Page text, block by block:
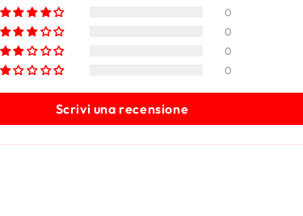
0
0
0
0
Scrivi una recensione